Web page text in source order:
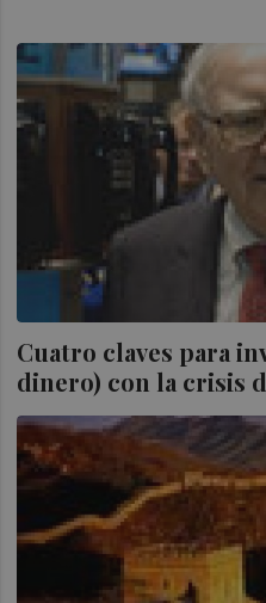
Cuatro claves para
dinero) con la crisis